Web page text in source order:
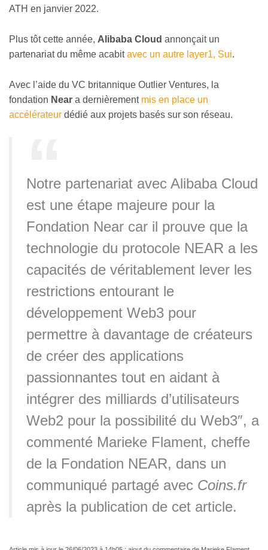
ATH en janvier 2022.
Plus tôt cette année, Alibaba Cloud annonçait un
partenariat du même acabitavec un autre layer1, Sui.
Avec l’aide du VC britannique Outlier Ventures, la
fondation Near a dernièrement mis en place un
accélérateur dédié aux projets basés sur son réseau.
Notre partenariat avec Alibaba Cloud
est une étape majeure pour la
Fondation Near car il prouve que la
technologie du protocole NEAR a les
capacités de véritablement lever les
restrictions entourant le
développement Web3 pour
permettre à davantage de créateurs
de créer des applications
passionnantes tout en aidant à
intégrer des milliards d’utilisateurs
Web2 pour la possibilité du Web3″, a
commenté Marieke Flament, cheffe
de la Fondation NEAR, dans un
communiqué partagé avec Coins.fr
après la publication de cet article.